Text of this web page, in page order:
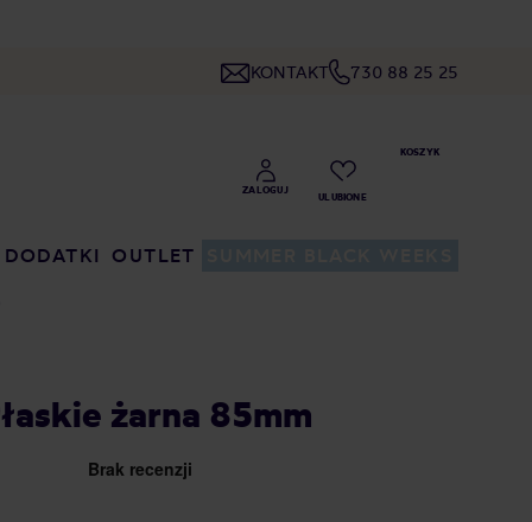
KONTAKT 730 88 25 25
DODATKI OUTLET
żarna 85mm